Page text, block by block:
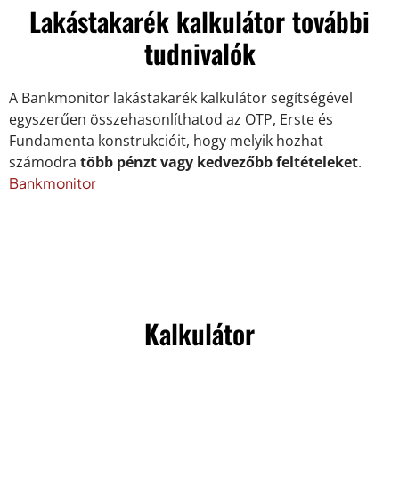
Lakástakarék kalkulátor további
tudnivalók
A Bankmonitor lakástakarék kalkulátor segítségével
egyszerűen összehasonlíthatod az OTP, Erste és
Fundamenta konstrukcióit, hogy melyik hozhat
számodra több pénzt vagy kedvezőbb feltételeket.
Bankmonitor
Kalkulátor